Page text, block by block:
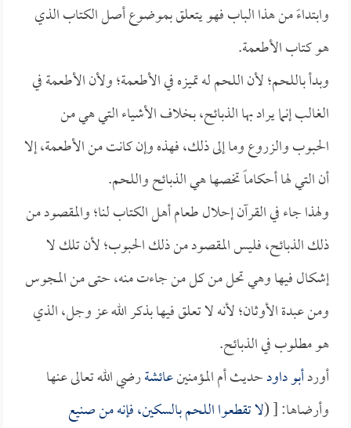
وابتداءً من هذا الباب فهو يتعلق بموضوع أصل الكتاب الذي
هو كتاب الأطعمة.
وبدأ باللحم؛ لأن اللحم له تميزه في الأطعمة؛ ولأن الأطعمة في
الغالب إنما يراد بها الذبائح، بخلاف الأشياء التي هي من
الحبوب والزروع وما إلى ذلك، فهذه وإن كانت من الأطعمة، إلا
أن التي لها أحكاماً تخصها هي الذبائح واللحم.
ولهذا جاء في القرآن إحلال طعام أهل الكتاب لنا؛ والمقصود من
ذلك الذبائح، فليس المقصود من ذلك الحبوب؛ لأن تلك لا
إشكال فيها وهي تحل من كل من جاءت منه، حتى من المجوس
ومن عبدة الأوثان؛ لأنه لا تعلق فيها بذكر الله عز وجل، الذي
هو مطلوب في الذبائح.
أوردأبو داودحديث أم المؤمنينعائشةرضي الله تعالى عنها
وأرضاها: [ (لا تقطعوا اللحم بالسكين، فإنه من صنيع